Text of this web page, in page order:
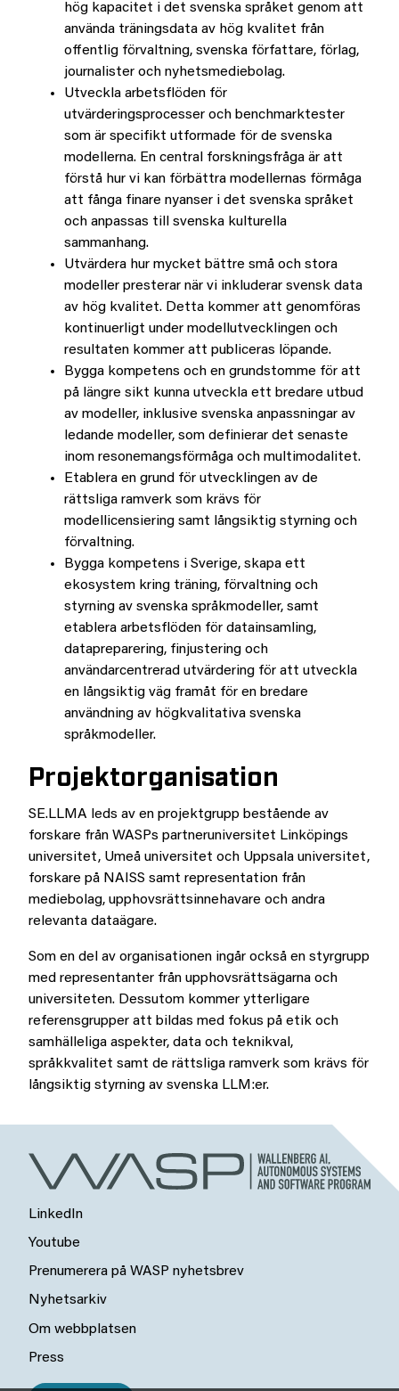
hög kapacitet i det svenska språket genom att
använda träningsdata av hög kvalitet från
offentlig förvaltning, svenska författare, förlag,
journalister och nyhetsmediebolag.
Utveckla arbetsflöden för
utvärderingsprocesser och benchmarktester
som är specifikt utformade för de svenska
modellerna. En central forskningsfråga är att
förstå hur vi kan förbättra modellernas förmåga
att fånga finare nyanser i det svenska språket
och anpassas till svenska kulturella
sammanhang.
Utvärdera hur mycket bättre små och stora
modeller presterar när vi inkluderar svensk data
av hög kvalitet. Detta kommer att genomföras
kontinuerligt under modellutvecklingen och
resultaten kommer att publiceras löpande.
Bygga kompetens och en grundstomme för att
på längre sikt kunna utveckla ett bredare utbud
av modeller, inklusive svenska anpassningar av
ledande modeller, som definierar det senaste
inom resonemangsförmåga och multimodalitet.
Etablera en grund för utvecklingen av de
rättsliga ramverk som krävs för
modellicensiering samt långsiktig styrning och
förvaltning.
Bygga kompetens i Sverige, skapa ett
ekosystem kring träning, förvaltning och
styrning av svenska språkmodeller, samt
etablera arbetsflöden för datainsamling,
datapreparering, finjustering och
användarcentrerad utvärdering för att utveckla
en långsiktig väg framåt för en bredare
användning av högkvalitativa svenska
språkmodeller.
Projektorganisation
SE.LLMA leds av en projektgrupp bestående av
forskare från WASPs partneruniversitet Linköpings
universitet, Umeå universitet och Uppsala universitet,
forskare på NAISS samt representation från
mediebolag, upphovsrättsinnehavare och andra
relevanta dataägare.
Som en del av organisationen ingår också en styrgrupp
med representanter från upphovsrättsägarna och
universiteten. Dessutom kommer ytterligare
referensgrupper att bildas med fokus på etik och
samhälleliga aspekter, data och teknikval,
språkkvalitet samt de rättsliga ramverk som krävs för
långsiktig styrning av svenska LLM:er.
LinkedIn
Youtube
Prenumerera på WASP nyhetsbrev
Nyhetsarkiv
Om webbplatsen
Press